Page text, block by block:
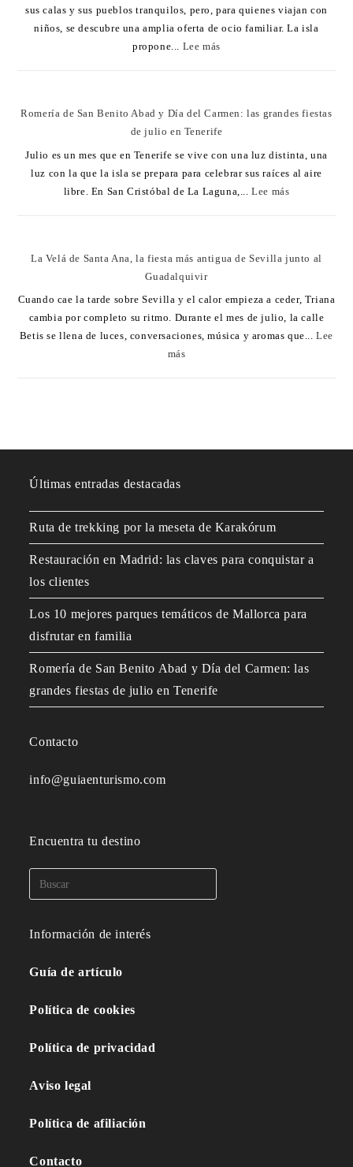
sus calas y sus pueblos tranquilos, pero, para quienes viajan con
niños, se descubre una amplia oferta de ocio familiar. La isla
propone... Lee más
Romería de San Benito Abad y Día del Carmen: las grandes fiestas
de julio en Tenerife
Julio es un mes que en Tenerife se vive con una luz distinta, una
luz con la que la isla se prepara para celebrar sus raíces al aire
libre. En San Cristóbal de La Laguna,...Lee más
La Velá de Santa Ana, la fiesta más antigua de Sevilla junto al
Guadalquivir
Cuando cae la tarde sobre Sevilla y el calor empieza a ceder, Triana
cambia por completo su ritmo. Durante el mes de julio, la calle
Betis se llena de luces, conversaciones, música y aromas que...Lee
más
Últimas entradas destacadas
Ruta de trekking por la meseta de Karakórum
Restauración en Madrid: las claves para conquistar a
los clientes
Los 10 mejores parques temáticos de Mallorca para
disfrutar en familia
Romería de San Benito Abad y Día del Carmen: las
grandes fiestas de julio en Tenerife
Contacto
info@guiaenturismo.com
Encuentra tu destino
Información de interés
Guía de artículo
Política de cookies
Política de privacidad
Aviso legal
Política de afiliación
Contacto